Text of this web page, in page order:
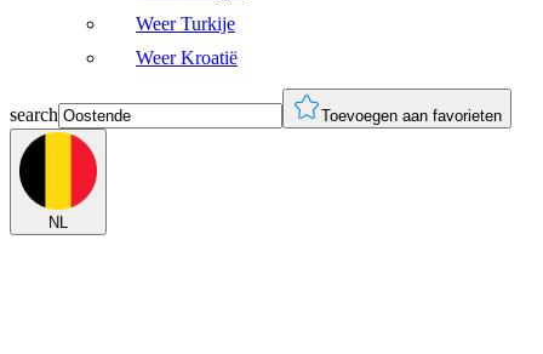
Weer Turkije
Weer Kroatië
search Toevoegen aan favorieten
NL